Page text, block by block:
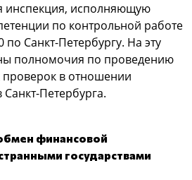
инспекция, исполняющую
по контрольной работе
Санкт-Петербургу. На эту
полномочия по проведению
в отношении
Петербурга.
финансовой
государствами